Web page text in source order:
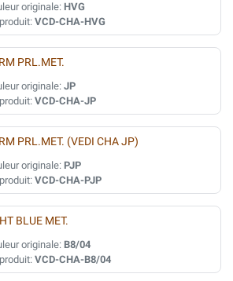
originale: HVG
VCD-CHA-HVG
PRL.MET.
originale: JP
VCD-CHA-JP
PRL.MET. (VEDI CHA JP)
originale: PJP
VCD-CHA-PJP
BLUE MET.
originale: B8/04
VCD-CHA-B8/04